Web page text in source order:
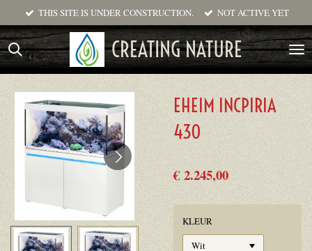
direct
naar
de
CREATING NATURE
THIS SITE IS UNDER CONSTRUCTION. NOT ACTIVE YET
EHEIM INCPIRIA
430
€ 2.245,00
KLEUR